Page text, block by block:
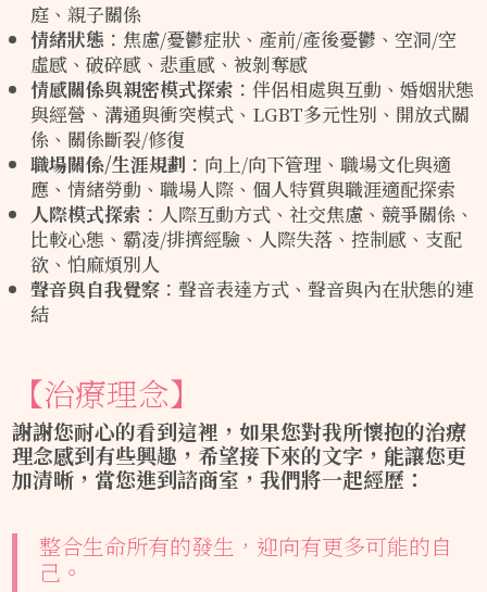
庭、親子關係
情緒狀態 ：焦慮/憂鬱症狀、產前/產後憂鬱、空洞/空
虛感、破碎感、悲重感、被剝奪感
情感關係與親密模式探索 ：伴侶相處與互動、婚姻狀態
與經營、溝通與衝突模式、LGBT多元性別、開放式關
係、關係斷裂/修復
職場關係/生涯規劃 ：向上/向下管理、職場文化與適
應、情緒勞動、職場人際、個人特質與職涯適配探索
人際模式探索 ：人際互動方式、社交焦慮、競爭關係、
比較心態、霸凌/排擠經驗、人際失落、控制感、支配
欲、怕麻煩別人
聲音與自我覺察 ：聲音表達方式、聲音與內在狀態的連
結
【治療理念】
謝謝您耐心的看到這裡，如果您對我所懷抱的治療
理念感到有些興趣，希望接下來的文字，能讓您更
加清晰，當您進到諮商室，我們將一起經歷：
整合生命所有的發生，迎向有更多可能的自
己。